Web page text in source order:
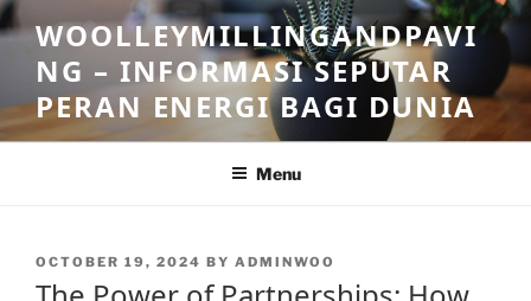
Skip
to
content
WOOLLEYMILLINGANDPAVI
NG – INFORMASI SEPUTAR
PERAN ENERGI BAGI DUNIA
Menu
POSTED
ON
OCTOBER 19, 2024 BY ADMINWOO